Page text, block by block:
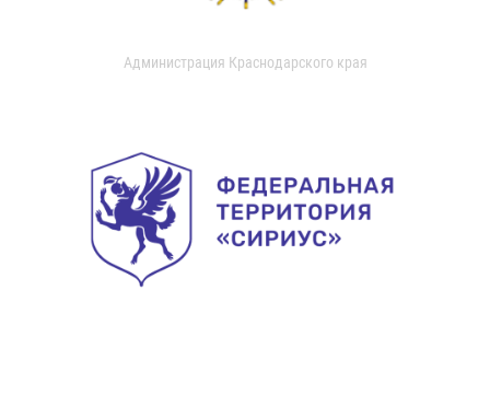
Администрация Краснодарского края